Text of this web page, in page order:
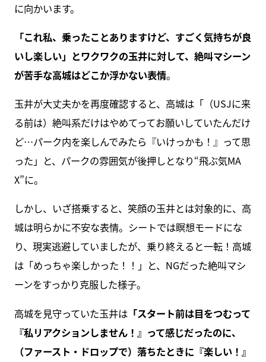
に向かいます。
「これ私、乗ったことありますけど、すごく気持ちが良
いし楽しい」とワクワクの玉井に対して、絶叫マシーン
が苦手な高城はどこか浮かない表情。
玉井が大丈夫かを再度確認すると、高城は「（USJに来
る前は）絶叫系だけはやめてってお願いしていたんだけ
ど…パーク内を楽しんでみたら『いけっかも！』って思
った」と、パークの雰囲気が後押しとなり“飛ぶ気MA
X”に。
しかし、いざ搭乗すると、笑顔の玉井とは対象的に、高
城は明らかに不安な表情。シートでは瞑想モードにな
り、現実逃避していましたが、乗り終えると一転！高城
は「めっちゃ楽しかった！！」と、NGだった絶叫マシ
ーンをすっかり克服した様子。
高城を見守っていた玉井は「スタート前は目をつむって
『私リアクションしません！』って感じだったのに、
（ファースト・ドロップで）落ちたときに『楽しい！』